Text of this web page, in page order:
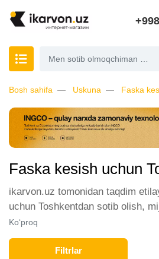
Bosh sahifa Uskuna Faska
Faska kesish uchun
ikarvon.uz tomonidan taqdim
uchun Toshkentdan sotib olish,
katta talabga ega. Biz ushbu
uchun eng yaxshi sharoitlarni
do'konda Faska kesish uchun
Ko‘proq
Filtrlar